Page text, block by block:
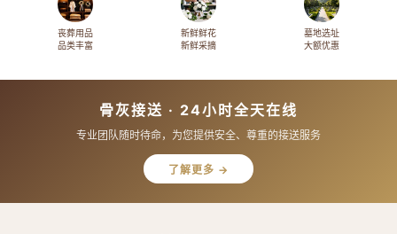
丧葬用品
品类丰富
新鲜鲜花
新鲜采摘
墓地选址
大额优惠
骨灰接送 · 24小时全天在线
专业团队随时待命，为您提供安全、尊重的接送服务
了解更多 →